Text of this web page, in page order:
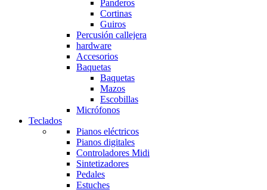
Panderos
Cortinas
Guiros
Percusión callejera
hardware
Accesorios
Baquetas
Baquetas
Mazos
Escobillas
Micrófonos
Teclados
Pianos eléctricos
Pianos digitales
Controladores Midi
Sintetizadores
Pedales
Estuches